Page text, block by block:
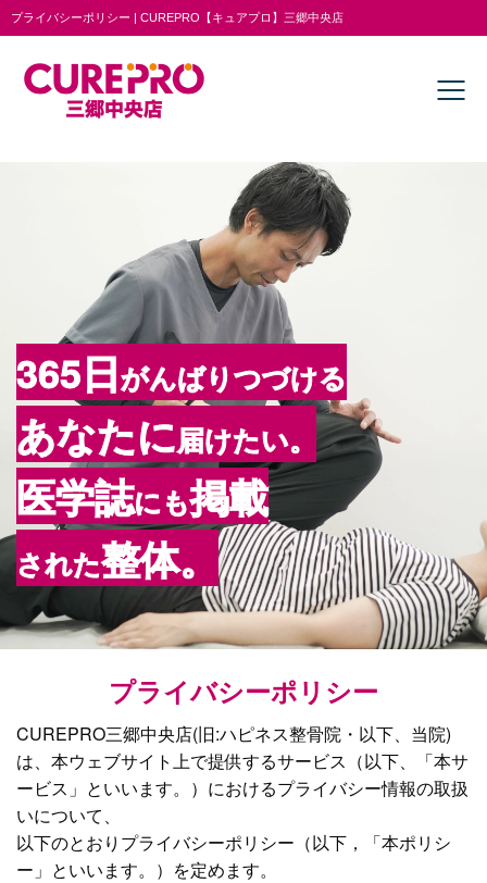
プライバシーポリシー | CUREPRO【キュアプロ】三郷中央店
365日がんばりつづける
あなたに届けたい。
医学誌にも掲載
された整体。
プライバシーポリシー
CUREPRO三郷中央店(旧:ハピネス整骨院・以下、当院)
は、本ウェブサイト上で提供するサービス（以下、「本サ
ービス」といいます。）におけるプライバシー情報の取扱
いについて、
以下のとおりプライバシーポリシー（以下，「本ポリシ
ー」といいます。）を定めます。